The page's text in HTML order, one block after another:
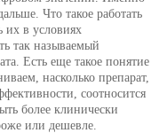
Что такое работать
их в условиях
так называемый
Есть еще такое понятие
насколько препарат,
соотносится
более клинически
или дешевле.